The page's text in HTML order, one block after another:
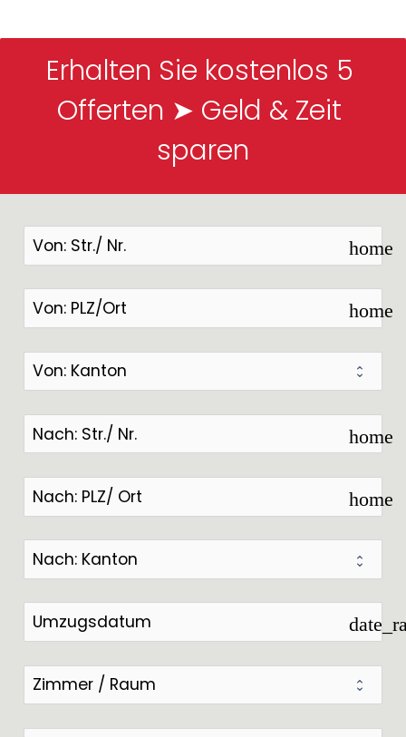
Erhalten Sie kostenlos 5
Offerten ➤ Geld & Zeit
sparen
home
home
home
home